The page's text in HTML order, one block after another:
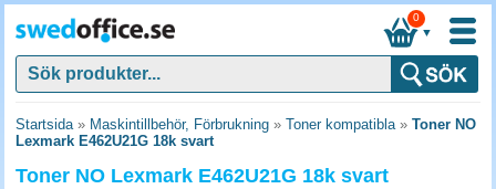
▼
0
Startsida» Maskintillbehör, Förbrukning » Toner kompatibla» Toner NO
Lexmark E462U21G 18k svart
Toner NO Lexmark E462U21G 18k svart